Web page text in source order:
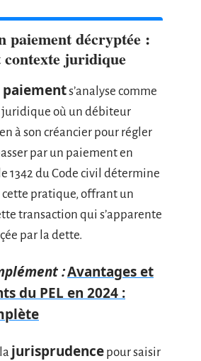
paiement décryptée :
juridique
s’analyse comme
juridique où un débiteur
à son créancier pour régler
par un paiement en
1342 du Code civil détermine
cette pratique, offrant un
transaction qui s’apparente
par la dette.
:Avantages et
du PEL en 2024 :
jurisprudence pour saisir